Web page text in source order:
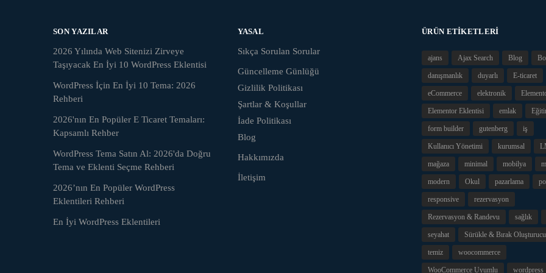
SON YAZILAR
2026 Yılında Web Sitenizi Zirveye
Taşıyacak En İyi 10 WordPress Eklentisi
WordPress İçin En İyi 10 Tema: 2026
Rehberi
2026'nın En Popüler E Ticaret Temaları:
Kapsamlı Rehber
WordPress Tema Satın Al: 2026'da Doğru
Tema ve Eklenti Seçme Rehberi
2026’nın En Popüler WordPress
Eklentileri Rehberi
En İyi WordPress Eklentileri
YASAL
Sıkça Sorulan Sorular
Güncelleme Günlüğü
Gizlilik Politikası
Şartlar & Koşullar
İade Politikası
Blog
Hakkımızda
İletişim
ÜRÜN ETIKETLERI
ajans Ajax Search Blog
danışmanlık duyarlı E-ticaret
eCommerce elektronik
Elementor Eklentisi emlak
form builder gutenberg iş
Kullanıcı Yönetimi kurumsal
mağaza minimal mobilya
modern Okul pazarlama
responsive rezervasyon
Rezervasyon & Randevu sağlık
seyahat Sürükle & Bırak Oluşturucu
temiz woocommerce
WooCommerce Uyumlu wordpress